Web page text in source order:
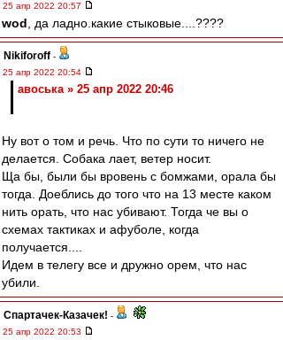
25 апр 2022 20:57
wod , да ладно.какие стыковые....????
Nikiforoff -
25 апр 2022 20:54
авоська » 25 апр 2022 20:46
Ну вот о том и речь. Что по сути то ничего не
делается. Собака лает, ветер носит.
Ща бы, были бы вровень с бомжами, орала бы
тогда. Доеблись до того что на 13 месте каком
нить орать, что нас убивают. Тогда че вы о
схемах тактиках и афуболе, когда
получается....
Идем в телегу все и дружно орем, что нас
убили.
Спартачек-Казачек! -
25 апр 2022 20:53